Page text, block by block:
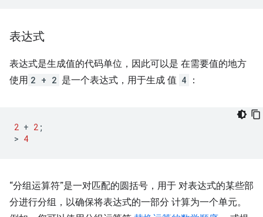
表达式
表达式是生成值的代码单位，因此可以是 在需要值的地方
使用 2 + 2 是一个表达式，用于生成 值 4 ：
2 + 2 ;
> 4
“分组运算符”是一对匹配的圆括号，用于 对表达式的某些部
分进行分组，以确保将表达式的一部分 计算为一个单元。